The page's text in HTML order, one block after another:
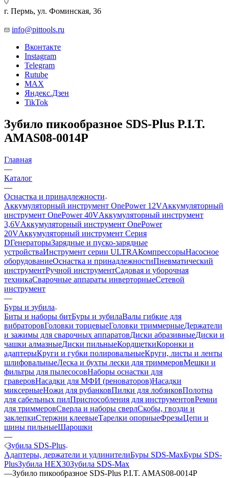
г. Пермь, ул. Фоминская, 36
info@pittools.ru
Вконтакте
Instagram
Telegram
Rutube
MAX
Яндекс.Дзен
TikTok
Зубило пикообразное SDS-Plus P.I.T.
AMAS08-0014P
Главная
—
Каталог
—
Оснастка и принадлежности
Аккумуляторный инструмент OnePower 12VАккумуляторный
инструмент OnePower 40VАккумуляторный инструмент
3,6VАккумуляторный инструмент OnePower
20VАккумуляторный инструмент Серия
DГенераторыЗарядные и пуско-зарядные
устройстваИнструмент серии ULTRAКомпрессорыНасосное
оборудованиеОснастка и принадлежностиПневматический
инструментРучной инструментСадовая и уборочная
техникаСварочные аппараты инверторныеСетевой
инструмент
—
Буры и зубила
Биты и наборы битБуры и зубилаВалы гибкие для
вибраторовГоловки торцевыеГоловки триммерныеДержатели
и зажимы для сварочных аппаратовДиски абразивныеДиски и
чашки алмазныеДиски пильныеКордщеткиКоронки и
адаптерыКруги и губки полировальныеКруги, листы и ленты
шлифовальныеЛеска и бухты лески для триммеровМешки и
фильтры для пылесосовНаборы оснастки для
граверовНасадки для МФИ (реноваторов)Насадки
миксерныеНожи для рубанковПилки для лобзиковПолотна
для сабельных пилПриспособления для инструментовРемни
для триммеровСверла и наборы сверлСкобы, гвозди и
заклепкиСтержни клеевыеТарелки опорныеФрезыЦепи и
шины пильныеШарошки
—
Зубила SDS-Plus
Адаптеры, держатели и удлинителиБуры SDS-MaxБуры SDS-
PlusЗубила HEX30Зубила SDS-Max
—Зубило пикообразное SDS-Plus P.I.T. AMAS08-0014P